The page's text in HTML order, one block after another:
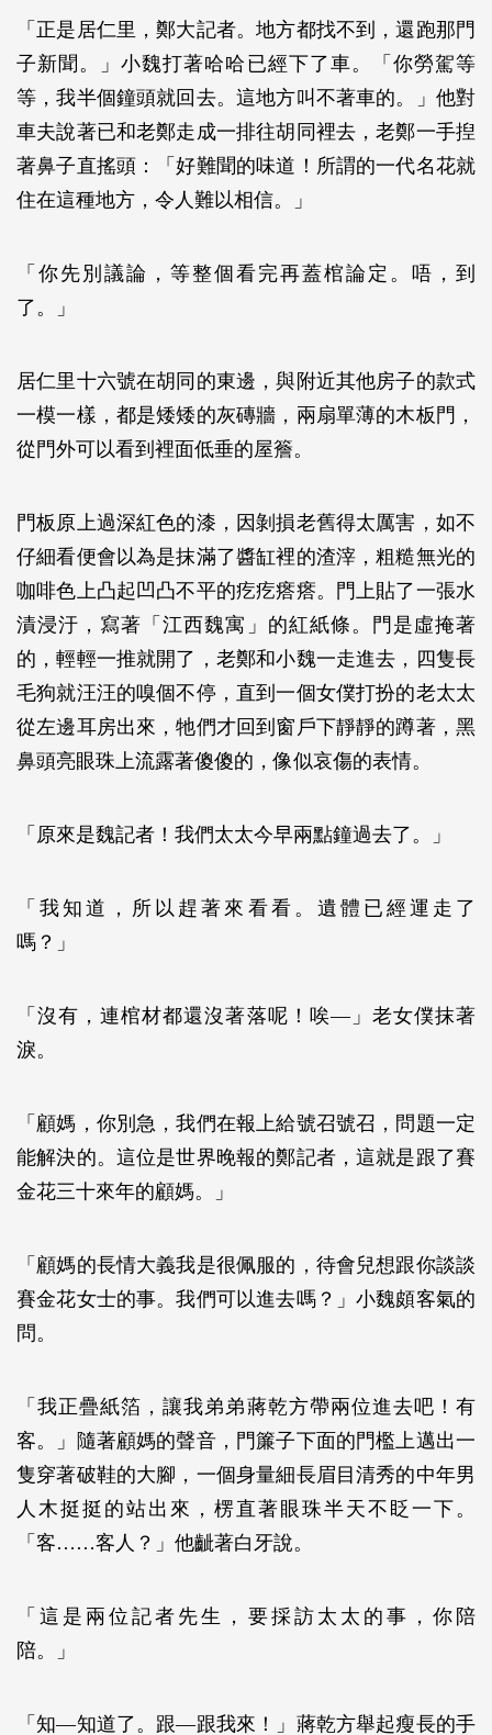
「正是居仁里，鄭大記者。地方都找不到，還跑那門
子新聞。」小魏打著哈哈已經下了車。「你勞駕等
等，我半個鐘頭就回去。這地方叫不著車的。」他對
車夫說著已和老鄭走成一排往胡同裡去，老鄭一手揑
著鼻子直搖頭：「好難聞的味道！所謂的一代名花就
住在這種地方，令人難以相信。」
「你先別議論，等整個看完再蓋棺論定。唔，到
了。」
居仁里十六號在胡同的東邊，與附近其他房子的款式
一模一樣，都是矮矮的灰磚牆，兩扇單薄的木板門，
從門外可以看到裡面低垂的屋簷。
門板原上過深紅色的漆，因剝損老舊得太厲害，如不
仔細看便會以為是抹滿了醬缸裡的渣滓，粗糙無光的
咖啡色上凸起凹凸不平的疙疙瘩瘩。門上貼了一張水
漬浸汙，寫著「江西魏寓」的紅紙條。門是虛掩著
的，輕輕一推就開了，老鄭和小魏一走進去，四隻長
毛狗就汪汪的嗅個不停，直到一個女僕打扮的老太太
從左邊耳房出來，牠們才回到窗戶下靜靜的蹲著，黑
鼻頭亮眼珠上流露著傻傻的，像似哀傷的表情。
「原來是魏記者！我們太太今早兩點鐘過去了。」
「我知道，所以趕著來看看。遺體已經運走了
嗎？」
「沒有，連棺材都還沒著落呢！唉—」老女僕抹著
淚。
「顧媽，你別急，我們在報上給號召號召，問題一定
能解決的。這位是世界晚報的鄭記者，這就是跟了賽
金花三十來年的顧媽。」
「顧媽的長情大義我是很佩服的，待會兒想跟你談談
賽金花女士的事。我們可以進去嗎？」小魏頗客氣的
問。
「我正疊紙箔，讓我弟弟蔣乾方帶兩位進去吧！有
客。」隨著顧媽的聲音，門簾子下面的門檻上邁出一
隻穿著破鞋的大腳，一個身量細長眉目清秀的中年男
人木挺挺的站出來，楞直著眼珠半天不眨一下。
「客……客人？」他齜著白牙說。
「這是兩位記者先生，要採訪太太的事，你陪
陪。」
「知—知道了。跟—跟我來！」蔣乾方舉起瘦長的手